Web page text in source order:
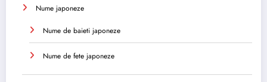
Nume japoneze
Nume de baieti japoneze
Nume de fete japoneze